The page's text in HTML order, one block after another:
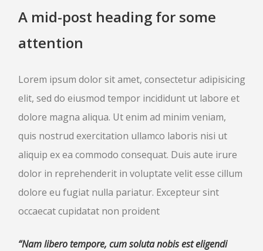
A mid-post heading for some
attention
Lorem ipsum dolor sit amet, consectetur adipisicing
elit, sed do eiusmod tempor incididunt ut labore et
dolore magna aliqua. Ut enim ad minim veniam,
quis nostrud exercitation ullamco laboris nisi ut
aliquip ex ea commodo consequat. Duis aute irure
dolor in reprehenderit in voluptate velit esse cillum
dolore eu fugiat nulla pariatur. Excepteur sint
occaecat cupidatat non proident
“Nam libero tempore, cum soluta nobis est eligendi